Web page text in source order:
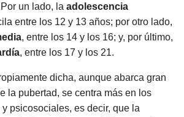
un lado, la adolescencia
entre los 12 y 13 años; por otro lado,
, entre los 14 y los 16; y, por último,
, entre los 17 y los 21.
dicha, aunque abarca gran
la pubertad, se centra más en los
psicosociales, es decir, que la